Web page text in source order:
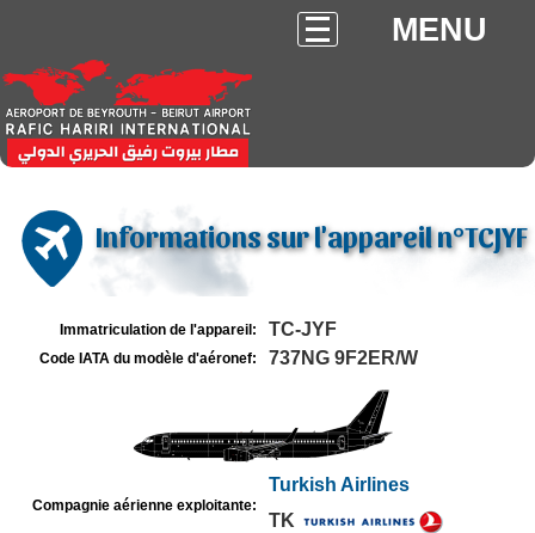
MENU
Informations sur l'appareil n°TCJYF
Immatriculation de l'appareil: TC-JYF
Code IATA du modèle d'aéronef: 737NG 9F2ER/W
Compagnie aérienne exploitante:
Turkish Airlines
TK